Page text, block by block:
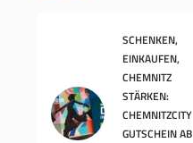
SCHENKEN,
EINKAUFEN,
CHEMNITZ
STÄRKEN:
CHEMNITZCITY
GUTSCHEIN AB